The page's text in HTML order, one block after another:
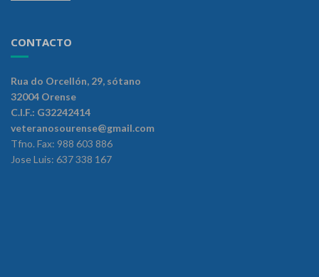
CONTACTO
Rua do Orcellón, 29, sótano
32004 Orense
C.I.F.: G32242414
veteranosourense@gmail.com
Tfno. Fax: 988 603 886
Jose Luis: 637 338 167